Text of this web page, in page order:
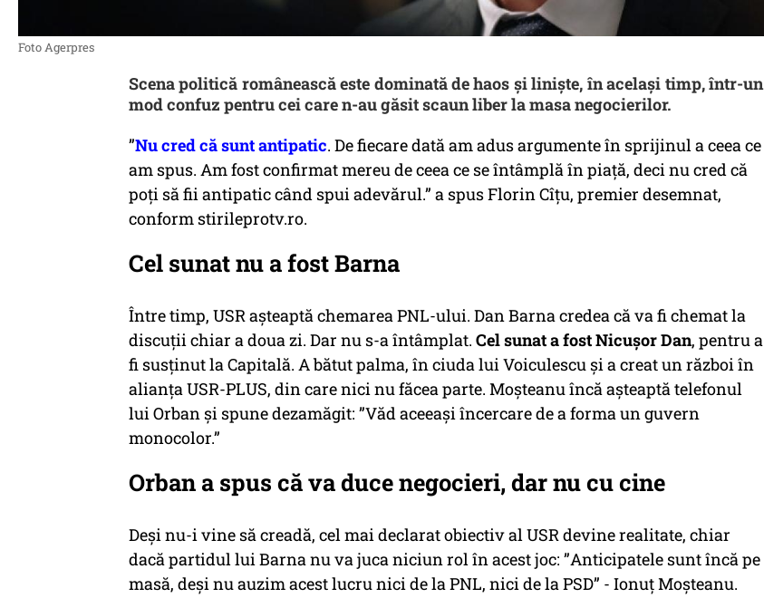
Foto Agerpres
Scena politică românească este dominată de haos și liniște, în același timp, într-un
mod confuz pentru cei care n-au găsit scaun liber la masa negocierilor.
”Nu cred că sunt antipatic. De fiecare dată am adus argumente în sprijinul a ceea ce
am spus. Am fost confirmat mereu de ceea ce se întâmplă în piață, deci nu cred că
poți să fii antipatic când spui adevărul.” a spus Florin Cîțu, premier desemnat,
conform stirileprotv.ro.
Cel sunat nu a fost Barna
Între timp, USR așteaptă chemarea PNL-ului. Dan Barna credea că va fi chemat la
discuții chiar a doua zi. Dar nu s-a întâmplat. Cel sunat a fost Nicușor Dan, pentru a
fi susținut la Capitală. A bătut palma, în ciuda lui Voiculescu și a creat un război în
alianța USR-PLUS, din care nici nu făcea parte. Moșteanu încă așteaptă telefonul
lui Orban și spune dezamăgit: ”Văd aceeași încercare de a forma un guvern
monocolor.”
Orban a spus că va duce negocieri, dar nu cu cine
Deși nu-i vine să creadă, cel mai declarat obiectiv al USR devine realitate, chiar
dacă partidul lui Barna nu va juca niciun rol în acest joc: ”Anticipatele sunt încă pe
masă, deși nu auzim acest lucru nici de la PNL, nici de la PSD” - Ionuț Moșteanu.